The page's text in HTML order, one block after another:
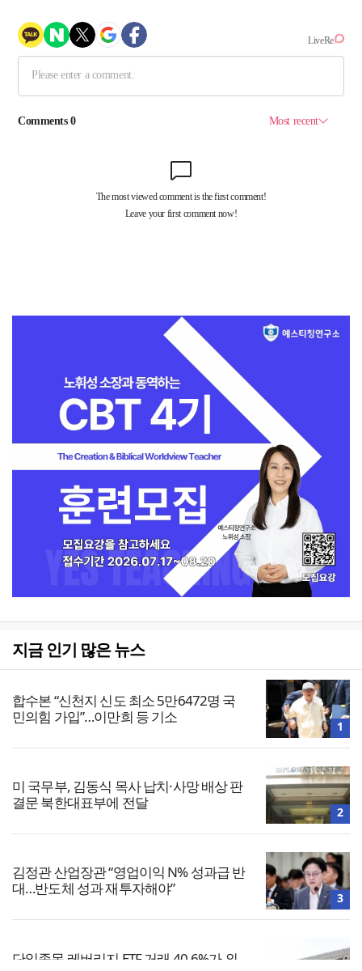
지금 인기 많은 뉴스
합수본 “신천지 신도 최소 5만6472명 국
민의힘 가입”…이만희 등 기소
1
미 국무부, 김동식 목사 납치·사망 배상 판
결문 북한대표부에 전달
2
김정관 산업장관 “영업이익 N% 성과급 반
대…반도체 성과 재투자해야”
3
단일종목 레버리지 ETF 거래 40.6%가 외